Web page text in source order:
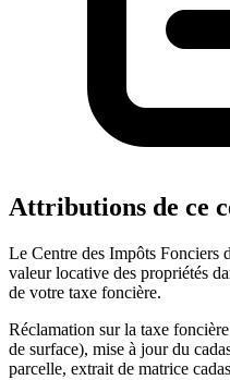
Attributions de ce
Le Centre des Impôts Fonciers
valeur locative des propriétés
de votre taxe foncière.
Réclamation sur la taxe
de surface), mise à jour du
parcelle, extrait de matrice